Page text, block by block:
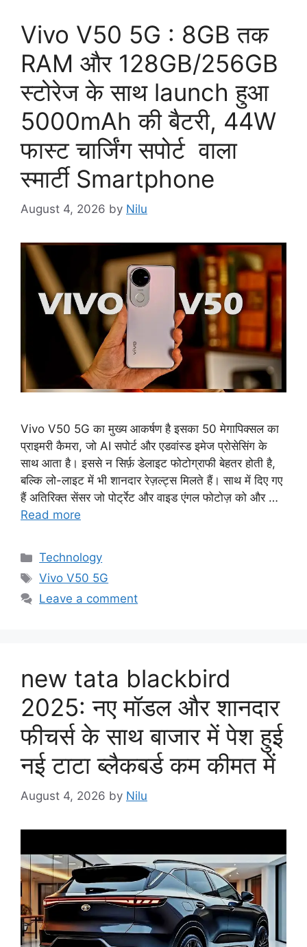
Vivo V50 5G : 8GB तक
RAM और 128GB/256GB
स्टोरेज के साथ launch हुआ
5000mAh की बैटरी, 44W
फास्ट चार्जिंग सपोर्ट वाला
स्मार्टी Smartphone
August 4, 2026 by Nilu
Vivo V50 5G का मुख्य आकर्षण है इसका 50 मेगापिक्सल का
प्राइमरी कैमरा, जो AI सपोर्ट और एडवांस्ड इमेज प्रोसेसिंग के
साथ आता है। इससे न सिर्फ़ डेलाइट फोटोग्राफी बेहतर होती है,
बल्कि लो-लाइट में भी शानदार रेज़ल्ट्स मिलते हैं। साथ में दिए गए
हैं अतिरिक्त सेंसर जो पोर्ट्रेट और वाइड एंगल फोटोज़ को और …
Read more
Categories
Technology
Tags
Vivo V50 5G
Leave a comment
new tata blackbird
2025: नए मॉडल और शानदार
फीचर्स के साथ बाजार में पेश हुई
नई टाटा ब्लैकबर्ड कम कीमत में
August 4, 2026 by Nilu